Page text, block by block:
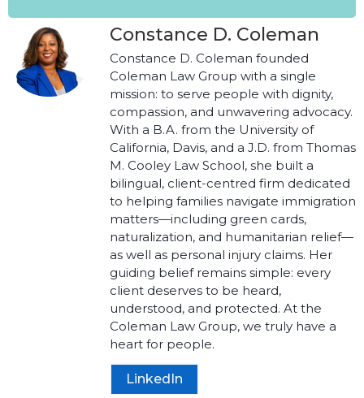
Constance D. Coleman
Constance D. Coleman founded
Coleman Law Group with a single
mission: to serve people with dignity,
compassion, and unwavering advocacy.
With a B.A. from the University of
California, Davis, and a J.D. from Thomas
M. Cooley Law School, she built a
bilingual, client-centred firm dedicated
to helping families navigate immigration
matters—including green cards,
naturalization, and humanitarian relief—
as well as personal injury claims. Her
guiding belief remains simple: every
client deserves to be heard,
understood, and protected. At the
Coleman Law Group, we truly have a
heart for people.
LinkedIn